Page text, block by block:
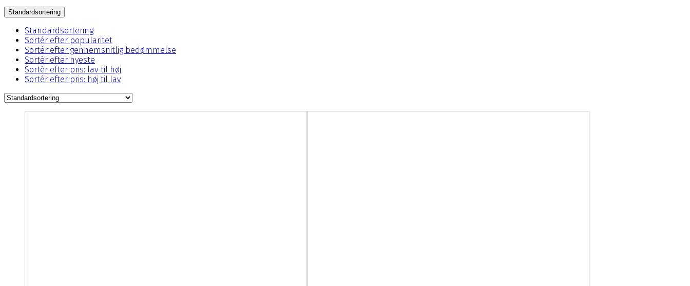
Standardsortering
Standardsortering
Sortér efter popularitet
Sortér efter gennemsnitlig bedømmelse
Sortér efter nyeste
Sortér efter pris: lav til høj
Sortér efter pris: høj til lav